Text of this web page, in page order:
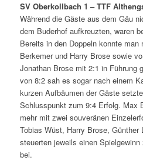
SV Oberkollbach 1 – TTF
Während die Gäste aus dem Gäu
dem Buderhof aufkreuzten, waren
Bereits in den Doppeln konnte man
Berkemer und Harry Brose sowie
Jonathan Brose mit 2:1 in Führung
von 8:2 sah es sogar nach einem
kurzen Aufbäumen der Gäste
Schlusspunkt zum 9:4 Erfolg. Max
mehr mit zwei souveränen
Tobias Wüst, Harry Brose, Günther
steuerten jeweils einen
bei.